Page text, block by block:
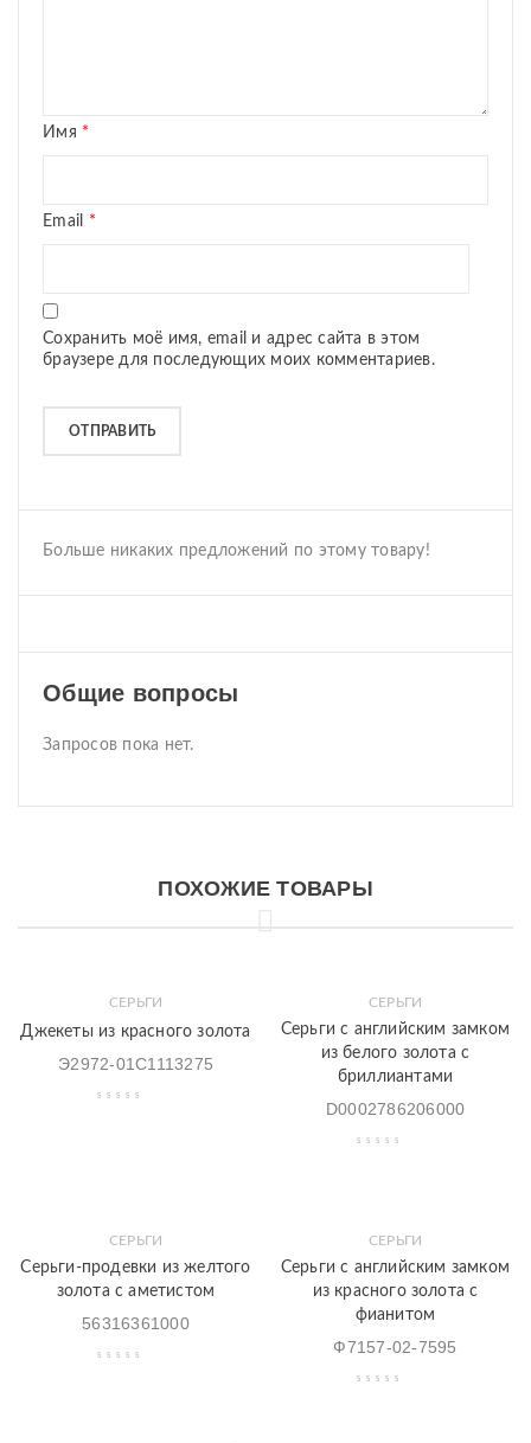
Имя *
Email *
Сохранить моё имя, email и адрес сайта в этом
браузере для последующих моих комментариев.
Больше никаких предложений по этому товару!
Общие вопросы
Запросов пока нет.
ПОХОЖИЕ ТОВАРЫ
СЕРЬГИ
Джекеты из красного золота
Э2972-01С1113275
СЕРЬГИ
Серьги с английским замком
из белого золота с
бриллиантами
D0002786206000
СЕРЬГИ
Серьги-продевки из желтого
золота с аметистом
56316361000
СЕРЬГИ
Серьги с английским замком
из красного золота с
фианитом
Ф7157-02-7595